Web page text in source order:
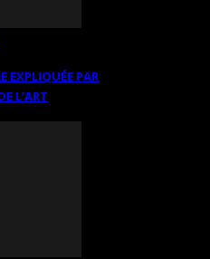
EXPLIQUÉE PAR
L’ART